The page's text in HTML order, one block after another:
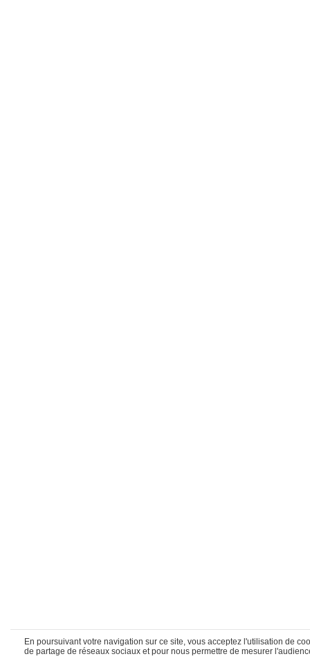
En poursuivant votre navigation sur ce site, vous acceptez l'utilisation de
de partage de réseaux sociaux et pour nous permettre de mesurer